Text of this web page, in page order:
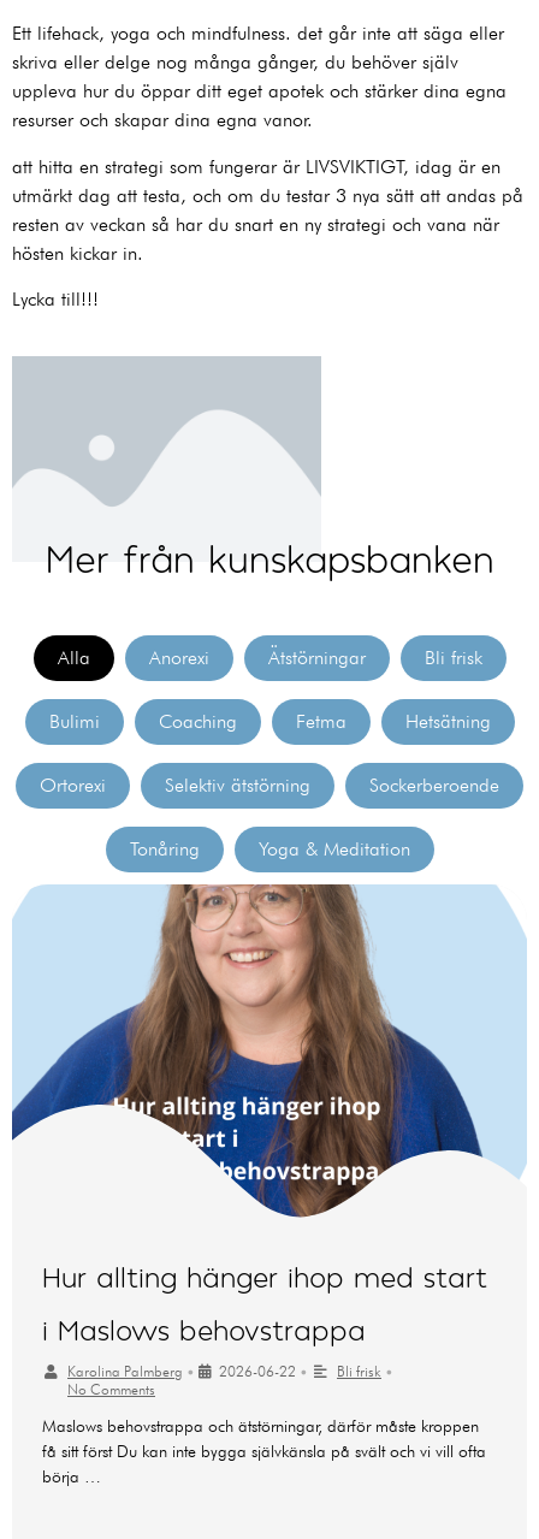
Ett lifehack, yoga och mindfulness. det går inte att säga eller
skriva eller delge nog många gånger, du behöver själv
uppleva hur du öppar ditt eget apotek och stärker dina egna
resurser och skapar dina egna vanor.
att hitta en strategi som fungerar är LIVSVIKTIGT, idag är en
utmärkt dag att testa, och om du testar 3 nya sätt att andas på
resten av veckan så har du snart en ny strategi och vana när
hösten kickar in.
Lycka till!!!
Mer från kunskapsbanken
Alla Anorexi Ätstörningar Bli frisk
Bulimi Coaching Fetma Hetsätning
Ortorexi Selektiv ätstörning Sockerberoende
Tonåring Yoga & Meditation
Hur allting hänger ihop med start
i Maslows behovstrappa
Karolina Palmberg • 2026-06-22 • Bli frisk •
No Comments
Maslows behovstrappa och ätstörningar, därför måste kroppen
få sitt först Du kan inte bygga självkänsla på svält och vi vill ofta
börja …